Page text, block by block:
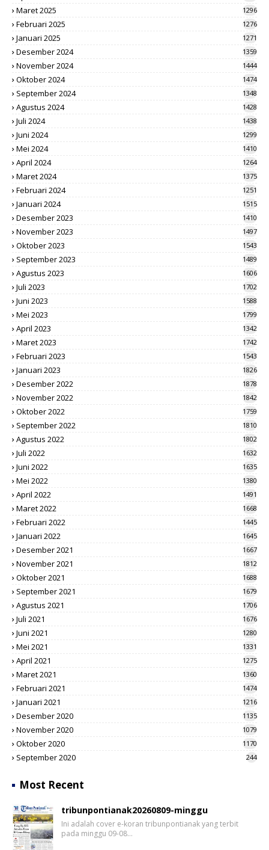
Maret 2025 1296
Februari 2025 1276
Januari 2025 1271
Desember 2024 1359
November 2024 1444
Oktober 2024 1474
September 2024 1348
Agustus 2024 1428
Juli 2024 1438
Juni 2024 1299
Mei 2024 1410
April 2024 1264
Maret 2024 1375
Februari 2024 1251
Januari 2024 1515
Desember 2023 1410
November 2023 1497
Oktober 2023 1543
September 2023 1489
Agustus 2023 1606
Juli 2023 1702
Juni 2023 1588
Mei 2023 1799
April 2023 1342
Maret 2023 1742
Februari 2023 1543
Januari 2023 1826
Desember 2022 1878
November 2022 1842
Oktober 2022 1759
September 2022 1810
Agustus 2022 1802
Juli 2022 1632
Juni 2022 1635
Mei 2022 1380
April 2022 1491
Maret 2022 1668
Februari 2022 1445
Januari 2022 1645
Desember 2021 1667
November 2021 1812
Oktober 2021 1688
September 2021 1679
Agustus 2021 1706
Juli 2021 1676
Juni 2021 1280
Mei 2021 1331
April 2021 1275
Maret 2021 1360
Februari 2021 1474
Januari 2021 1216
Desember 2020 1135
November 2020 1079
Oktober 2020 1170
September 2020 244
Most Recent
tribunpontianak20260809-minggu
Ini adalah cover e-koran tribunpontianak yang terbit
pada minggu 09-08…